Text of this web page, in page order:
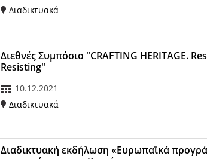
Διαδικτυακά
Διεθνές Συμπόσιο "CRAFTING HERITAGE.
Resisting"
10.12.2021
Διαδικτυακά
Διαδικτυακή εκδήλωση «Ευρωπαϊκά